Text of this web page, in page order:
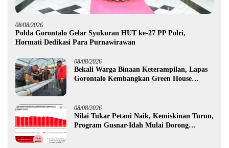
08/08/2026
Polda Gorontalo Gelar Syukuran HUT ke-27 PP Polri,
Hormati Dedikasi Para Purnawirawan
08/08/2026
Bekali Warga Binaan Keterampilan, Lapas
Gorontalo Kembangkan Green House
08/08/2026
Nilai Tukar Petani Naik, Kemiskinan Turun,
Program Gusnar-Idah Mulai Dorong